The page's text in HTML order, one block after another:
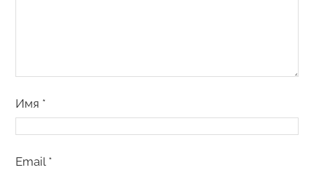
Имя *
Email *